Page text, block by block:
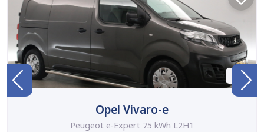
BTW
Opel Vivaro-e
Peugeot e-Expert 75 kWh L2H1